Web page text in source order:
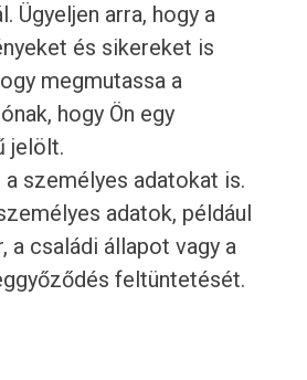
Ügyeljen arra, hogy a
és sikereket is
megmutassa a
hogy Ön egy
jelölt.
személyes adatokat is.
adatok, például
a családi állapot vagy a
feltüntetését.